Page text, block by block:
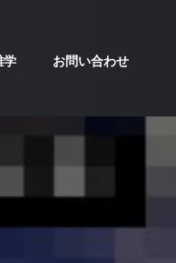
学 お問い合わせ